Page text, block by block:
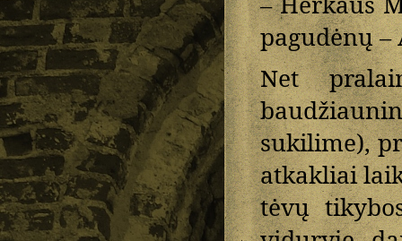
pagudėnų
Net
sukilime),
atkakliai
tėvų